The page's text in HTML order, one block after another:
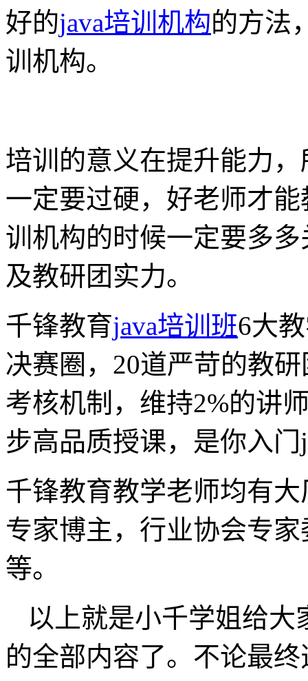
好的java培训机构的方法
训机构。
培训的意义在提升能力
一定要过硬，好老师才
训机构的时候一定要多
及教研团实力。
千锋教育java培训班6大
决赛圈，20道严苛的教
考核机制，维持2%的讲
步高品质授课，是你入
千锋教育教学老师均有
专家博主，行业协会专
等。
以上就是小千学姐给大
的全部内容了。不论最